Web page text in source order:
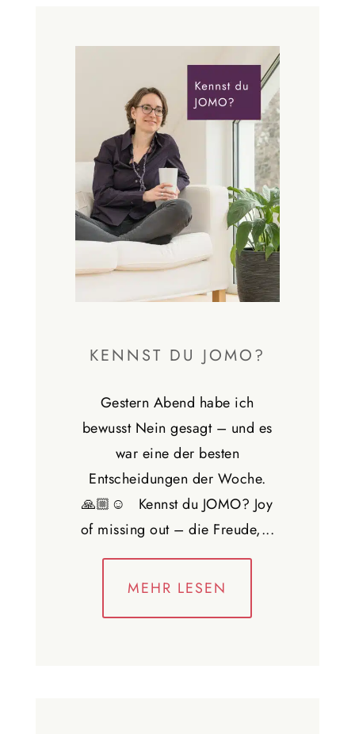
KENNST DU JOMO?
Gestern Abend habe ich
bewusst Nein gesagt – und es
war eine der besten
Entscheidungen der Woche.
🙏🏼☺️ Kennst du JOMO? Joy
of missing out – die Freude,...
MEHR LESEN